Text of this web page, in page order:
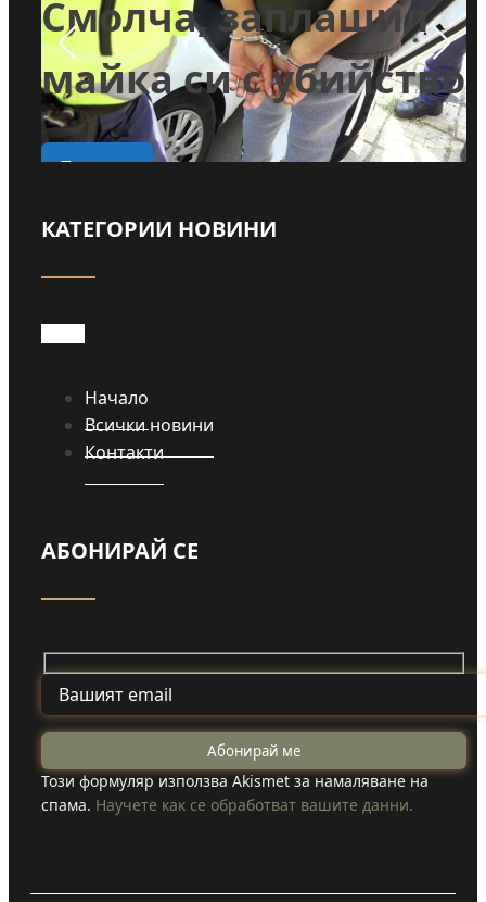
Смолча, заплашил
майка си с убийство
Прочети
КАТЕГОРИИ НОВИНИ
Начало
Всички новини
Контакти
АБОНИРАЙ СЕ
Този формуляр използва Akismet за намаляване на
спама. Научете как се обработват вашите данни.